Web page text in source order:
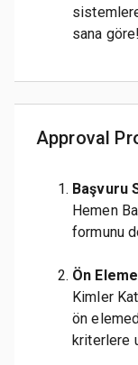
sana göre!
Approval
Başvuru
Hemen
formunu
Ön Eleme
Kimler
ön
kriterlere